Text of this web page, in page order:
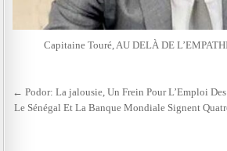
Capitaine Touré, AU DELÀ DE
Navigation
de
← Podor: La jalousie, Un Frein Pour L’Emploi Des
Le Sénégal Et La Banque Mondiale Signent